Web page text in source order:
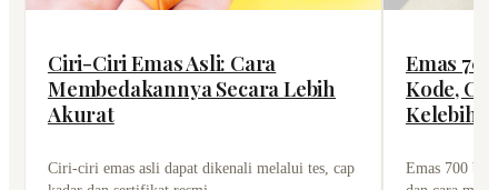
Ciri-Ciri Emas Asli: Cara
Membedakannya Secara Lebih
Akurat
Ciri-ciri emas asli dapat dikenali melalui tes, cap
Emas
Kode,
Emas 700